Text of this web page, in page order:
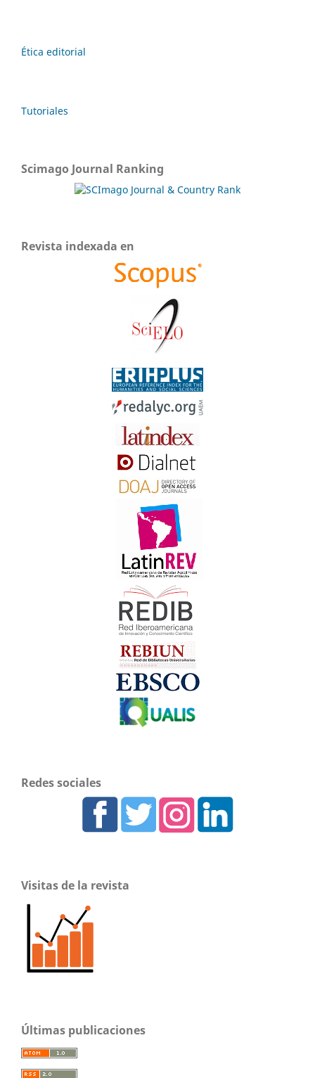
Ética editorial
Tutoriales
Scimago Journal Ranking
Revista indexada en
Redes sociales
Visitas de la revista
Últimas publicaciones